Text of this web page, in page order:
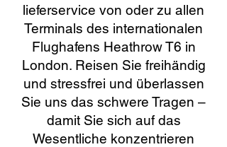
lieferservice von oder zu allen
Terminals des internationalen
Flughafens Heathrow T6 in
London. Reisen Sie freihändig
und stressfrei und überlassen
Sie uns das schwere Tragen –
damit Sie sich auf das
Wesentliche konzentrieren